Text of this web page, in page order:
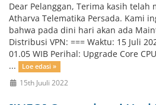
Dear Pelanggan, Terima kasih telah
Atharva Telematika Persada. Kami
bahwa pada dini hari akan ada
Distribusi VPN: === Waktu: 15 Juli
01.05 WIB Perihal: Upgrade Core
...
Loe edasi »
15th Juuli 2022